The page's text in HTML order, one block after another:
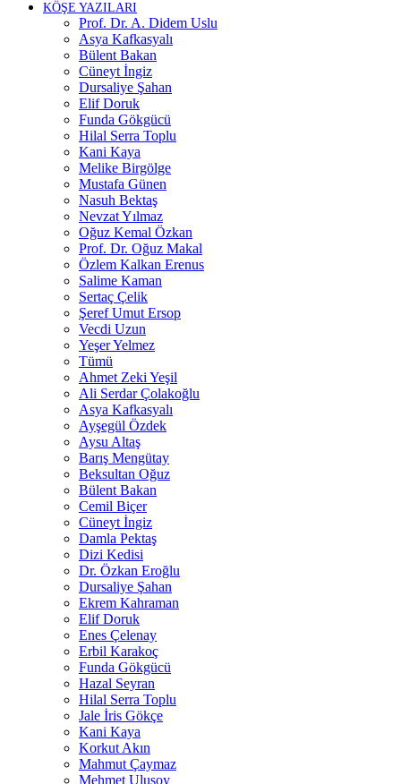
KÖŞE YAZILARI
Prof. Dr. A. Didem Uslu
Asya Kafkasyalı
Bülent Bakan
Cüneyt İngiz
Dursaliye Şahan
Elif Doruk
Funda Gökgücü
Hilal Serra Toplu
Kani Kaya
Melike Birgölge
Mustafa Günen
Nasuh Bektaş
Nevzat Yılmaz
Oğuz Kemal Özkan
Prof. Dr. Oğuz Makal
Özlem Kalkan Erenus
Salime Kaman
Sertaç Çelik
Şeref Umut Ersop
Vecdi Uzun
Yeşer Yelmez
Tümü
Ahmet Zeki Yeşil
Ali Serdar Çolakoğlu
Asya Kafkasyalı
Ayşegül Özdek
Aysu Altaş
Barış Mengütay
Beksultan Oğuz
Bülent Bakan
Cemil Biçer
Cüneyt İngiz
Damla Pektaş
Dizi Kedisi
Dr. Özkan Eroğlu
Dursaliye Şahan
Ekrem Kahraman
Elif Doruk
Enes Çelenay
Erbil Karakoç
Funda Gökgücü
Hazal Seyran
Hilal Serra Toplu
Jale İris Gökçe
Kani Kaya
Korkut Akın
Mahmut Çaymaz
Mehmet Ulusoy